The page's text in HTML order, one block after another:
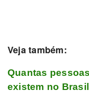
Veja também:
Quantas
existem no